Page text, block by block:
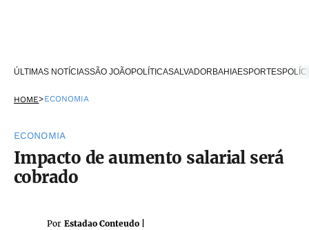
ÚLTIMAS NOTÍCIASSÃO JOÃOPOLÍTICASALVADOR BAHIAESPORTES
HOME>ECONOMIA
ECONOMIA
Impacto de aumento salarial será
cobrado
Por Estadao Conteudo |